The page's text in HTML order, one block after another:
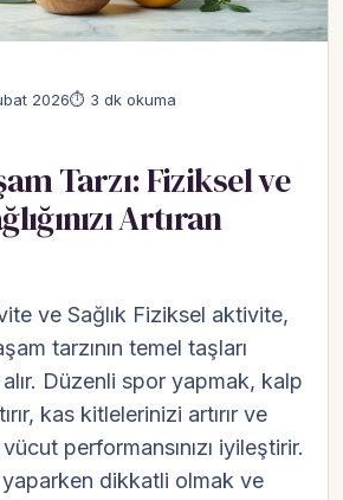
2026⏱ 3 dk okuma
Tarzı: Fiziksel ve
Artıran
ve Sağlık Fiziksel aktivite,
tarzının temel taşları
alır. Düzenli spor yapmak, kalp
kas kitlelerinizi artırır ve
performansınızı iyileştirir.
dikkatli olmak ve